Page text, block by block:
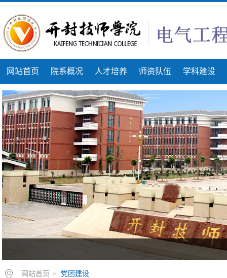
网站首页 院系概况 人才培养 师资队伍 学科建设
网站首页 > 党团建设